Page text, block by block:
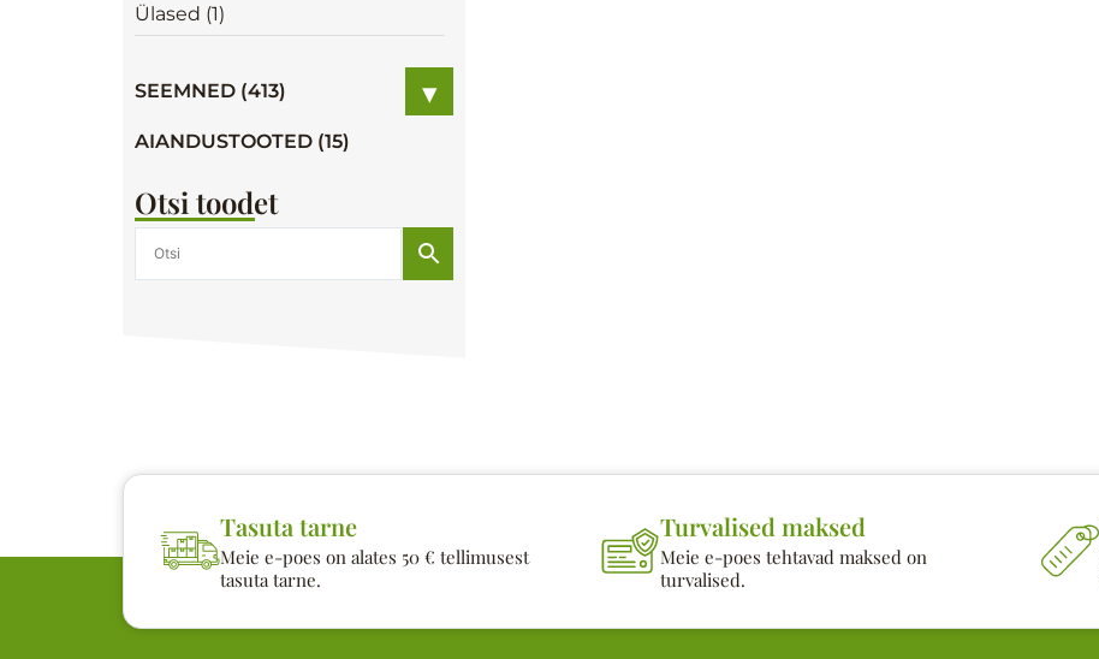
Ülased (1)
SEEMNED (413) ▾
AIANDUSTOOTED (15)
Otsi toodet
Tasuta tarne
Meie e-poes on alates 50 € tellimusest
tasuta tarne.
Turvalised maksed
Meie e-poes tehtavad maksed on
turvalised.